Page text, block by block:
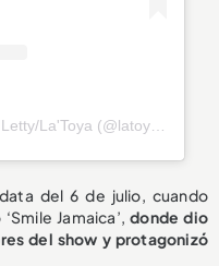
del 6 de julio, cuando
Jamaica’,donde dio
del show y protagonizó